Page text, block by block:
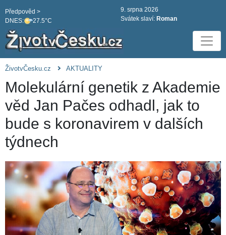
DNES: 27.5°C
Předpověd >
9. srpna 2026
Svátek slaví: Roman
ŽivotvČesku.cz AKTUALITY
Molekulární genetik z Akademie
věd Jan Pačes odhadl, jak to
bude s koronavirem v dalších
týdnech